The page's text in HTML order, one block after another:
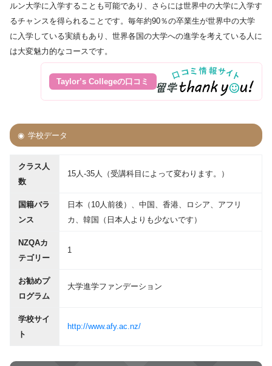
ルン大学に入学することも可能であり、さらには世界中の大学に入学す
るチャンスを得られることです。毎年約90％の卒業生が世界中の大学
に入学している実績もあり、世界各国の大学への進学を考えている人に
は大変魅力的なコースです。
Taylor’s Collegeの口コミ
学校データ
クラス人
数
15人-35人（受講科目によって変わります。）
国籍バラ
ンス
日本（10人前後）、中国、香港、ロシア、アフリ
カ、韓国（日本人よりも少ないです）
NZQAカ
テゴリー
1
お勧めプ
ログラム
大学進学ファンデーション
学校サイ
ト
http://www.afy.ac.nz/